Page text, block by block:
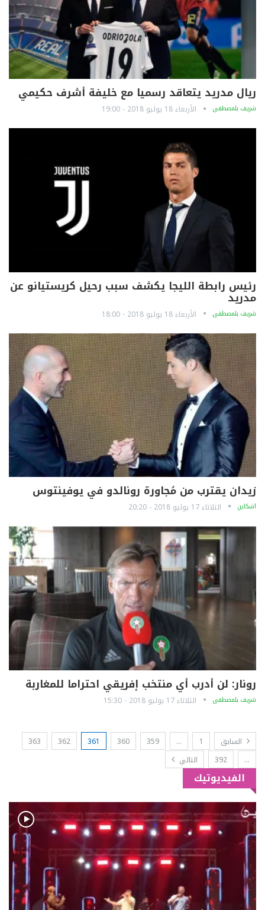
ريال مدريد يتعاقد رسميا مع خليفة أشرف حكيمي
شريف بلمصطفى الأربعاء 18 يوليو 2018 - 19:00
رئيس رابطة الليجا يكشف سبب رحيل كريستيانو عن
مدريد
شريف بلمصطفى الأربعاء 18 يوليو 2018 - 18:00
زيدان يقترب من مُجاورة رونالدو في يوفينتوس
آشكاين الثلاثاء 17 يوليو 2018 - 20:20
رونار: لن أدرب أي منتخب إفريقي احتراما للمغاربة
شريف بلمصطفى الثلاثاء 17 يوليو 2018 - 15:30
السابق 1
…
359
360
361
362
363
…
392 التالي
الفيديوتيك